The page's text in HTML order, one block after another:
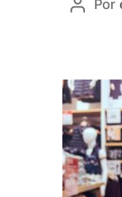
Por